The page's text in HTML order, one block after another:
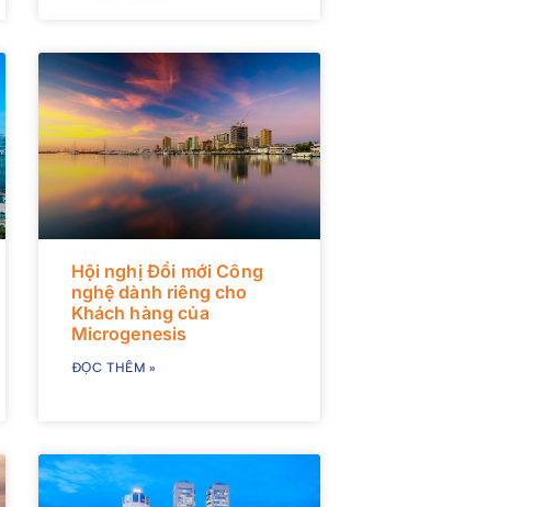
Hội nghị Đổi mới Công
nghệ dành riêng cho
Khách hàng của
Microgenesis
ĐỌC THÊM »